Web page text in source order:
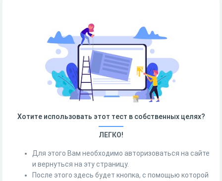
Хотите использовать этот тест в собственных целях?
ЛЕГКО!
Для этого Вам необходимо авторизоваться на сайте
и вернуться на эту страницу.
После этого здесь будет кнопка, с помощью которой